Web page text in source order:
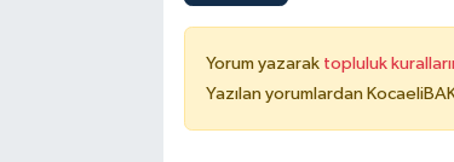
Yorum yazarak topluluk
Yazılan yorumlardan